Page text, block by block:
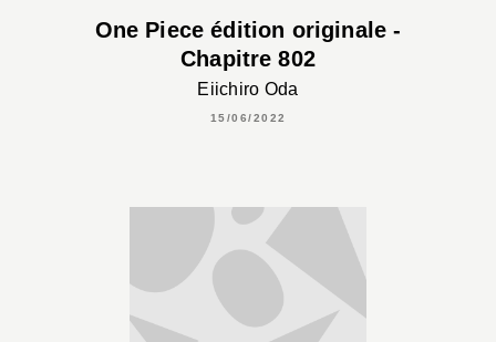
One Piece édition originale -
Chapitre 802
Eiichiro Oda
15/06/2022